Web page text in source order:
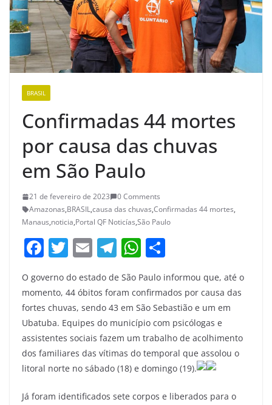
BRASIL
Confirmadas 44 mortes
por causa das chuvas
em São Paulo
21 de fevereiro de 2023
0 Comments
Amazonas,BRASIL,causa das chuvas,Confirmadas 44 mortes,
Manaus,noticia,Portal QF Noticías,São Paulo
F
c
e
b
o
o
T
w
itt
er
E
m
ai
l
T
el
e
gr
a
m
W
at
s
A
p
p
h
ar
e
O governo do estado de São Paulo informou que, até o
momento, 44 óbitos foram confirmados por causa das
fortes chuvas, sendo 43 em São Sebastião e um em
Ubatuba. Equipes do município com psicólogas e
assistentes sociais fazem um trabalho de acolhimento
dos familiares das vítimas do temporal que assolou o
litoral norte no sábado (18) e domingo (19).
Já foram identificados sete corpos e liberados para o